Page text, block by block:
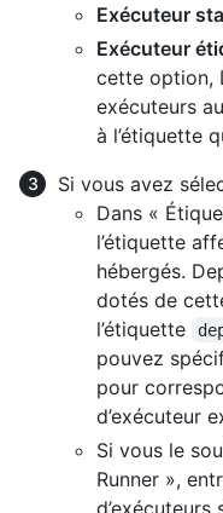
Exécuteur
Exécuteur
cette option,
exécuteurs
à l’étiquette
Si vous avez
Dans «
l’étiquette
hébergés.
dotés de
l’étiquette
pouvez
pour
d’exécuteur
Si vous le
Runner »,